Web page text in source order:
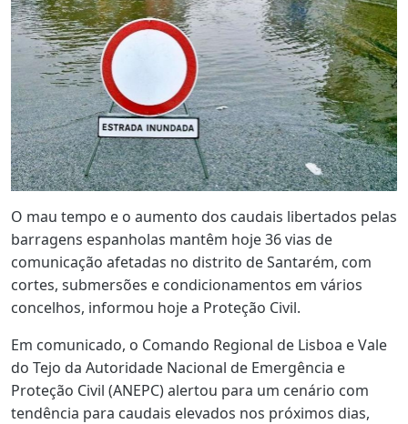
O mau tempo e o aumento dos caudais libertados pelas
barragens espanholas mantêm hoje 36 vias de
comunicação afetadas no distrito de Santarém, com
cortes, submersões e condicionamentos em vários
concelhos, informou hoje a Proteção Civil.
Em comunicado, o Comando Regional de Lisboa e Vale
do Tejo da Autoridade Nacional de Emergência e
Proteção Civil (ANEPC) alertou para um cenário com
tendência para caudais elevados nos próximos dias,